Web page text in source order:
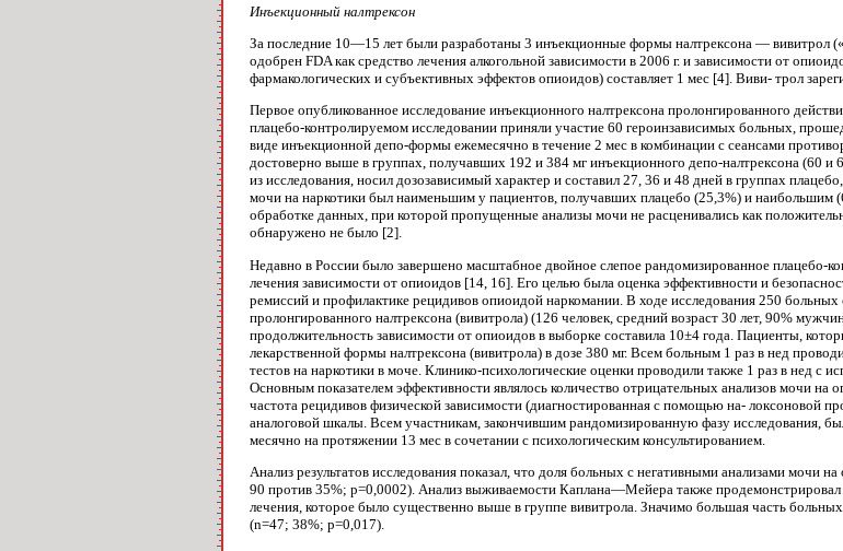
Инъекционный налтрексон
За последние 10—15 лет были разработаны 3 инъекционные формы налтрексона — вивитрол
одобрен FDA как средство лечения алкогольной зависимо­сти в 2006 г. и зависимости от
фармакологических и субъектив­ных эффектов опиоидов) составляет 1 мес [4]. Виви- трол
Первое опубликованное исследование инъекци­онного налтрексона пролонгированного
плацебо-контролируемом исследовании приняли участие 60 героинзависимых больных,
виде инъекционной депо-формы ежемесячно в течение 2 мес в комбина­ции с сеансами
достоверно выше в группах, по­лучавших 192 и 384 мг инъекционного депо-налтрексона (60
из исследования, носил дозозависимый характер и составил 27, 36 и 48 дней в группах
мочи на наркотики был наименьшим у пациентов, получавших плацебо (25,3%) и
обработке данных, при которой пропущенные анализы мочи не расценивались как
обнаружено не было [2].
Недавно в России было завершено масштабное двойное слепое рандомизированное плацебо-
лечения зависимости от опиоидов [14, 16]. Его це­лью была оценка эффективности и
ремиссий и профилактике рецидивов опиоидой наркомании. В ходе исследования 250
пролонгированного налтрексона (вивитрола) (126 человек, средний воз­раст 30 лет, 90%
продолжительность зависимости от опиоидов в выборке составила 10±4 года. Пациенты,
лекар­ственной формы налтрексона (вивитрола) в дозе 380 мг. Всем больным 1 раз в нед
тестов на нарко­тики в моче. Клинико-психологические оценки проводили также 1 раз в нед
Основным показателем эффективности являлось количество отрицатель­ных анализов мочи
частота рецидивов физической зависимости (диагностированная с помощью на- локсоновой
аналоговой шкалы. Всем участникам, закон­чившим рандомизированную фазу исследования,
месячно на протяжении 13 мес в сочетании с психо­логическим консультированием.
Анализ результатов исследования показал, что доля больных с негативными анализами
90 против 35%; p=0,0002). Анализ выживаемости Каплана—Мейера также
лече­ния, которое было существенно выше в группе вивитрола. Значимо большая часть
(n=47; 38%; р=0,017).